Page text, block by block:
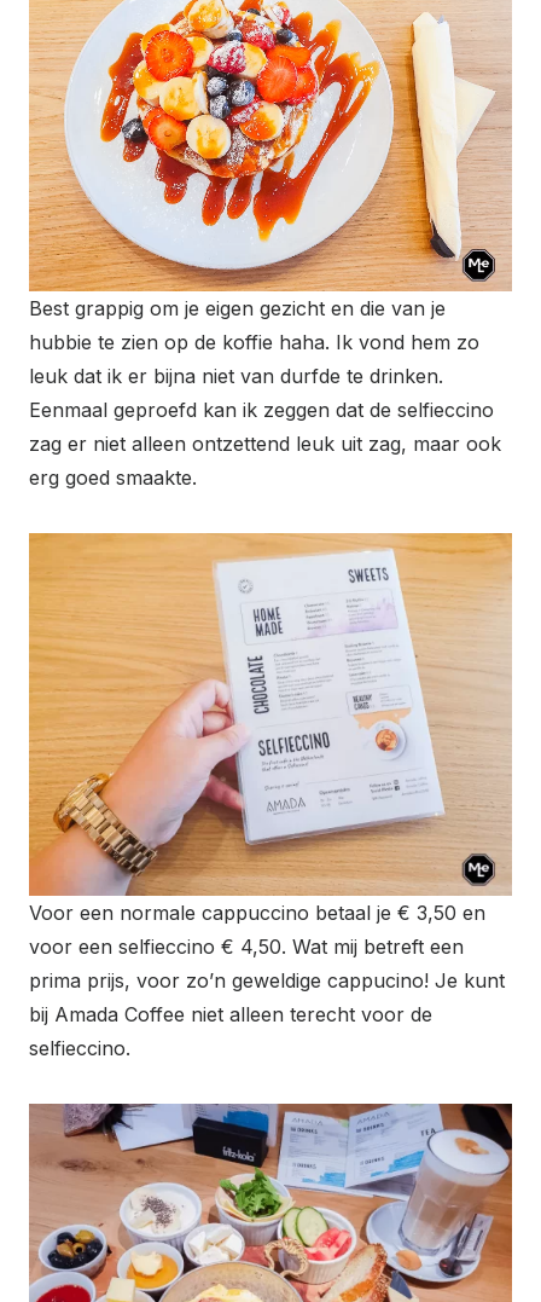
Best grappig om je eigen gezicht en die van je
hubbie te zien op de koffie haha. Ik vond hem zo
leuk dat ik er bijna niet van durfde te drinken.
Eenmaal geproefd kan ik zeggen dat de selfieccino
zag er niet alleen ontzettend leuk uit zag, maar ook
erg goed smaakte.
Voor een normale cappuccino betaal je € 3,50 en
voor een selfieccino € 4,50. Wat mij betreft een
prima prijs, voor zo’n geweldige cappucino! Je kunt
bij Amada Coffee niet alleen terecht voor de
selfieccino.